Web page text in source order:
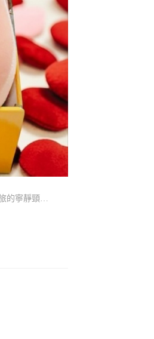
的寧靜頸…